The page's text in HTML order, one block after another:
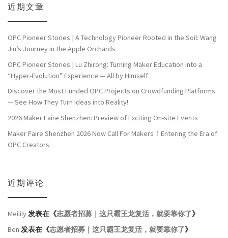
近期文章
OPC Pioneer Stories | A Technology Pioneer Rooted in the Soil: Wang
Jin’s Journey in the Apple Orchards
OPC Pioneer Stories | Lu Zhirong: Turning Maker Education into a
“Hyper-Evolution” Experience — All by Himself
Discover the Most Funded OPC Projects on Crowdfunding Platforms
— See How They Turn Ideas into Reality!
2026 Maker Faire Shenzhen: Preview of Exciting On-site Events
Maker Faire Shenzhen 2026 Now Call For Makers！Entering the Era of
OPC Creators
近期评论
Meilily发表在《志愿者招募｜这只霸王龙复活，就要靠你了》
Ben 发表在《志愿者招募｜这只霸王龙复活，就要靠你了》